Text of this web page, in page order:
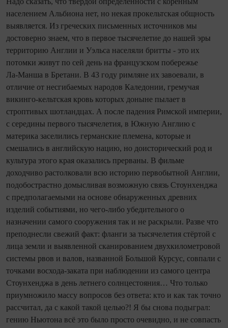
населением Альбиона нет, но некая прокельтская общность
выявляется. Из греческих письменных источников мы
достоверно знаем, что в первое тысячелетие до нашей эры
территорию Англии и Уэльса населяли бритты - это их
потомки живут по сей день на французском побережье
Ла‑Манша в Бретани. В 43 году римляне их завоевали, в
отличие от несгибаемых народов Каледонии, гремучая
викинго‑кельтская кровь которых доныне пылает в
строптивых шотландцах. А после падения Римской империи,
с середины первого тысячелетия, в Южную Англию с
материка заселились германские племена, которые и
смешались в английскую нацию, но доисторический род и
культура этого края оказались прерваны. В фильме
доходчиво растолковали всю историю первобытной Англии,
подобострастно домысливая возможную связь Стоунхенджа
с предполагаемыми на основе обнаруженных древних
изделий событиями, но чего‑либо убедительного о
назначении самого сооружения так и не раскрыли. Разве что
преподнесли свежий факт: фланги за тысячелетия стёртой с
лица земли и выявленной сканированием двухкилометровой
системы рвов и валов, названной Большой Курсус, совпали с
точками восхода‑заката при наблюдении из самого центра
Стоунхенджа в день летнего солнцестояния… Что только
приумножило массу вопросов без ответа: кто и как так точно
рассчитал, да с какой такой целью?! Я бы снова подыграл:
гению Ньютона всё это было просто очевидно, и не совпасть